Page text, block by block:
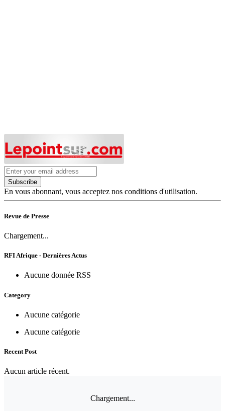
Subscribe
En vous abonnant, vous acceptez nos conditions d'utilisation.
Revue de Presse
Chargement...
RFI Afrique - Dernières Actus
Aucune donnée RSS
Category
Aucune catégorie
Aucune catégorie
Recent Post
Aucun article récent.
Chargement...